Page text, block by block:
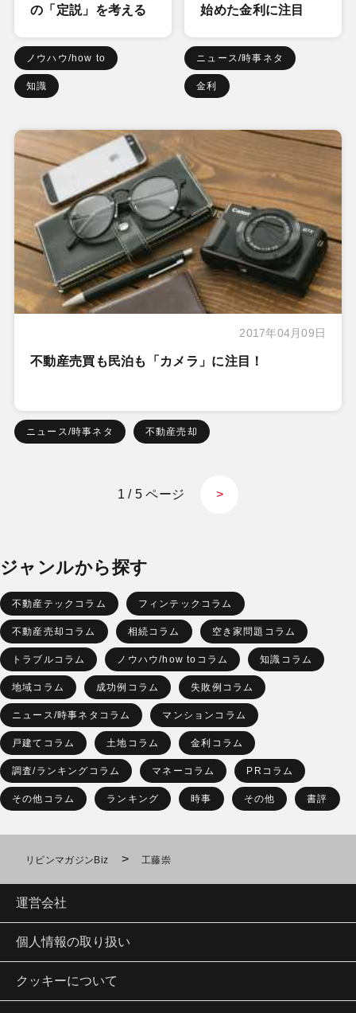
の「定説」を考える
ノウハウ/how to
知識
始めた金利に注目
ニュース/時事ネタ
金利
2017年04月09日
不動産売買も民泊も「カメラ」に注目！
ニュース/時事ネタ 不動産売却
1 / 5 ページ >
ジャンルから探す
不動産テックコラム フィンテックコラム
不動産売却コラム 相続コラム 空き家問題コラム
トラブルコラム ノウハウ/how toコラム 知識コラム
地域コラム 成功例コラム 失敗例コラム
ニュース/時事ネタコラム マンションコラム
戸建てコラム 土地コラム 金利コラム
調査/ランキングコラム マネーコラム PRコラム
その他コラム ランキング 時事 その他 書評
リビンマガジンBiz > 工藤崇
運営会社
個人情報の取り扱い
クッキーについて